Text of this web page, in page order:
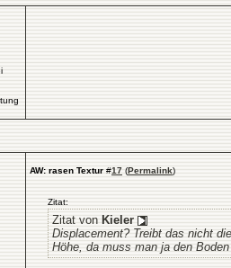
AW: rasen Textur #17 (Permalink)
Zitat:
Zitat von Kieler
Displacement? Treibt das nicht
Höhe, da muss man ja den